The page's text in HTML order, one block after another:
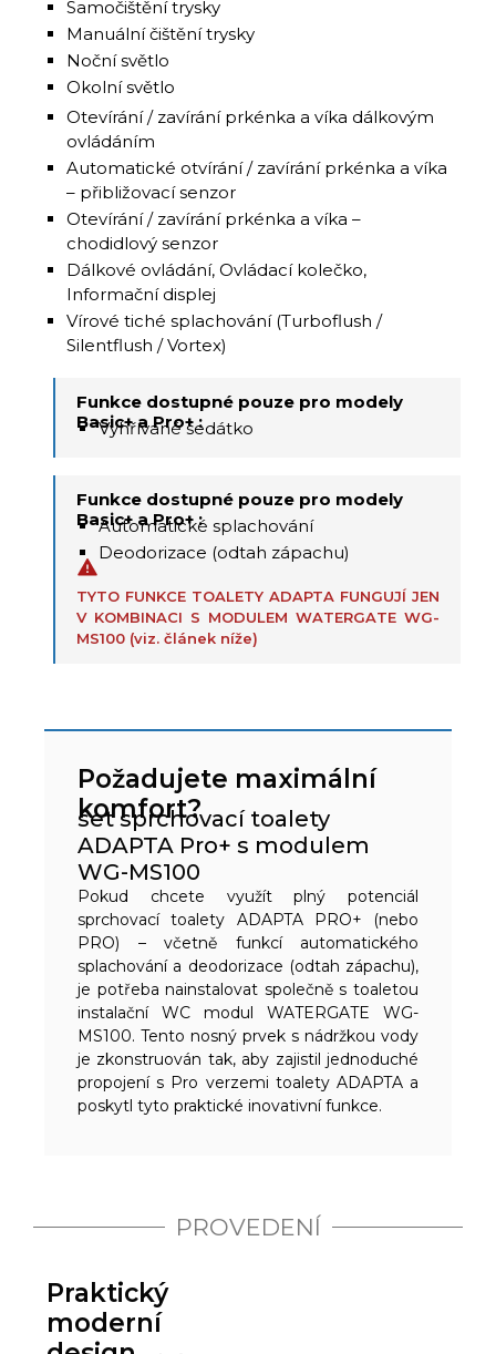
Samočištění trysky
Manuální čištění trysky
Noční světlo
Okolní světlo
Otevírání / zavírání prkénka a víka dálkovým
ovládáním
Automatické otvírání / zavírání prkénka a víka
– přibližovací senzor
Otevírání / zavírání prkénka a víka –
chodidlový senzor
Dálkové ovládání, Ovládací kolečko,
Informační displej
Vírové tiché splachování (Turboflush /
Silentflush / Vortex)
Funkce dostupné pouze pro modely
Basic+ a Pro+ :
Vyhřívané sedátko
Funkce dostupné pouze pro modely
Basic+ a Pro+ :
Automatické splachování
Deodorizace (odtah zápachu)
TYTO FUNKCE TOALETY ADAPTA FUNGUJÍ JEN
V KOMBINACI S MODULEM WATERGATE WG-
MS100 (viz. článek níže)
Požadujete maximální
komfort?
set sprchovací toalety
ADAPTA Pro+ s modulem
WG-MS100
Pokud chcete využít plný potenciál
sprchovací toalety ADAPTA PRO+ (nebo
PRO) – včetně funkcí automatického
splachování a deodorizace (odtah zápachu),
je potřeba nainstalovat společně s toaletou
instalační WC modul WATERGATE WG-
MS100. Tento nosný prvek s nádržkou vody
je zkonstruován tak, aby zajistil jednoduché
propojení s Pro verzemi toalety ADAPTA a
poskytl tyto praktické inovativní funkce.
PROVEDENÍ
Praktický
moderní